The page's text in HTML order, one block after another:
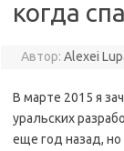
когда
Автор: Alexei
В марте 2015 я
уральских
еще год назад, но